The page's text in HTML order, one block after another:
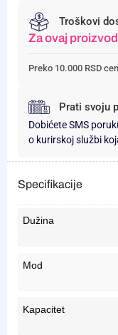
Troškovi
Za ovaj
Preko 10.000 RSD
Prati svoju
Dobićete SMS
o kurirskoj službi
Specifikacije
Dužina
Mod
Kapacitet